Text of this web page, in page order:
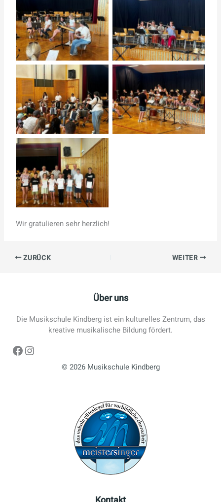
Wir gratulieren sehr herzlich!
ZURÜCK WEITER
Über uns
Die Musikschule Kindberg ist ein kulturelles Zentrum, das
kreative musikalische Bildung fördert.
Facebook
Instagram
© 2026 Musikschule Kindberg